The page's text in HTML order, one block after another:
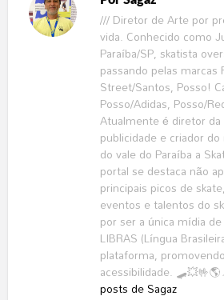
/// Diretor de Arte por
vida. Conhecido como
Paraíba/SP, skatista
passando pelas marcas
Street/Santos, Posso!
Posso/Adidas, Posso/
Atualmente é diretor da
publicidade e criador
do vale do Paraíba a
portal se destaca não
principais picos de
eventos e talentos do
por ser a única mídia
LIBRAS (Língua
plataforma,
acessibilidade.
posts de Sagaz